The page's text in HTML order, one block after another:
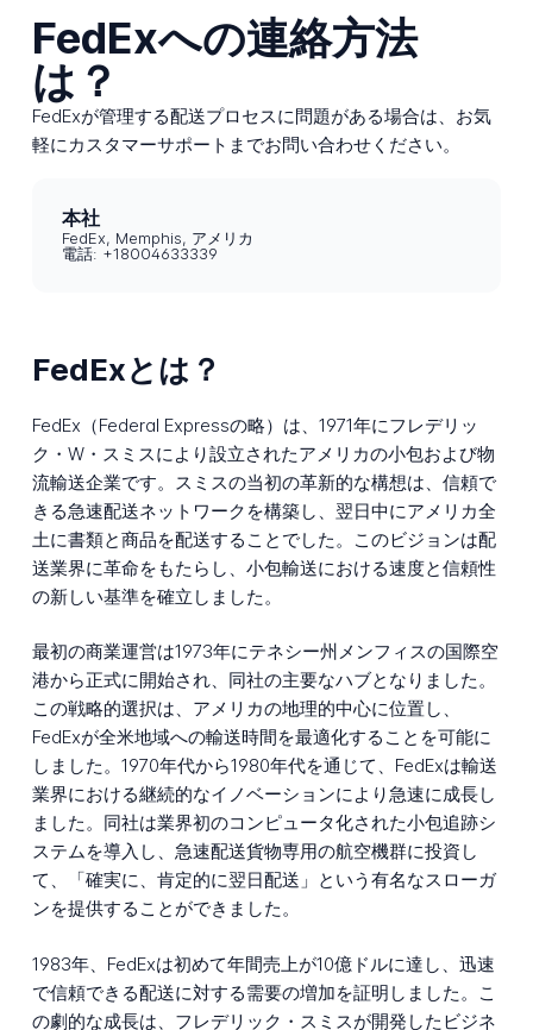
FedExへの連絡方法
は？
FedExが管理する配送プロセスに問題がある場合は、お気
軽にカスタマーサポートまでお問い合わせください。
本社
FedEx, Memphis, アメリカ
電話: +18004633339
FedExとは？
FedEx（Federal Expressの略）は、1971年にフレデリッ
ク・W・スミスにより設立されたアメリカの小包および物
流輸送企業です。スミスの当初の革新的な構想は、信頼で
きる急速配送ネットワークを構築し、翌日中にアメリカ全
土に書類と商品を配送することでした。このビジョンは配
送業界に革命をもたらし、小包輸送における速度と信頼性
の新しい基準を確立しました。
最初の商業運営は1973年にテネシー州メンフィスの国際空
港から正式に開始され、同社の主要なハブとなりました。
この戦略的選択は、アメリカの地理的中心に位置し、
FedExが全米地域への輸送時間を最適化することを可能に
しました。1970年代から1980年代を通じて、FedExは輸送
業界における継続的なイノベーションにより急速に成長し
ました。同社は業界初のコンピュータ化された小包追跡シ
ステムを導入し、急速配送貨物専用の航空機群に投資し
て、「確実に、肯定的に翌日配送」という有名なスローガ
ンを提供することができました。
1983年、FedExは初めて年間売上が10億ドルに達し、迅速
で信頼できる配送に対する需要の増加を証明しました。こ
の劇的な成長は、フレデリック・スミスが開発したビジネ